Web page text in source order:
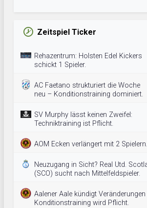
Zeitspiel Ticker
Rehazentrum: Holsten Edel Kickers
schickt 1 Spieler.
AC Faetano strukturiert die Woche
neu – Konditionstraining dominiert.
SV Murphy lässt keinen Zweifel:
Techniktraining ist Pflicht.
AOM Ecken verlängert mit 2 Spielern.
Neuzugang in Sicht? Real Utd.
(SCO) sucht nach Mittelfeldspieler.
Aalener Aale kündigt Veränderungen
Konditionstraining wird Pflicht.